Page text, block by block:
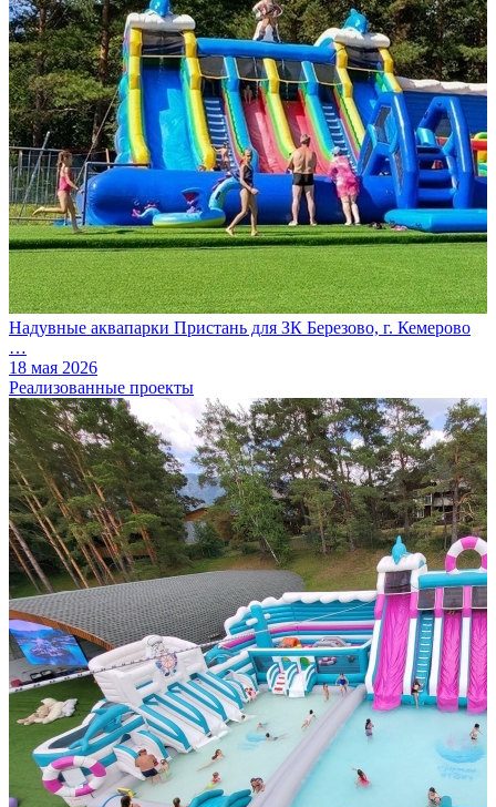
Надувные аквапарки Пристань для ЗК Березово, г. Кемерово
…
18 мая 2026
Реализованные проекты